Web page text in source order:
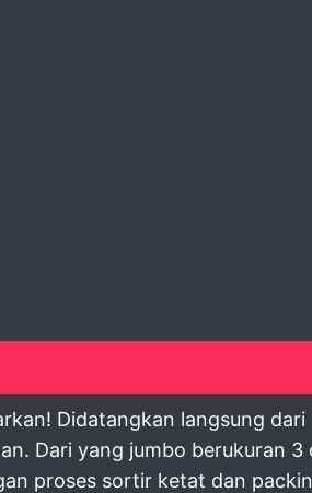
Didatangkan langsung dari
Dari yang jumbo berukuran 3
proses sortir ketat dan